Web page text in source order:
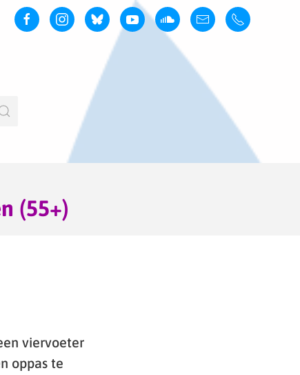
(55+)
viervoeter
oppas te